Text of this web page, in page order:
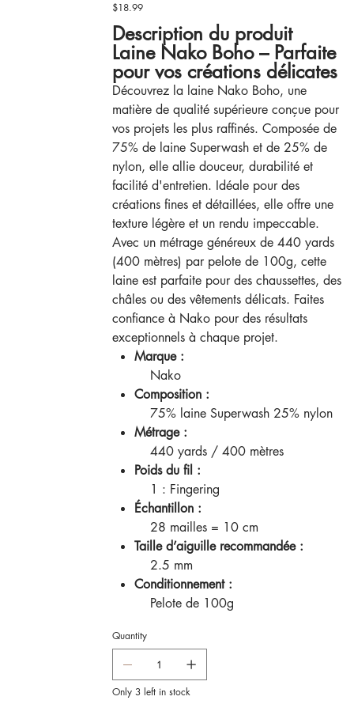
Price
$18.99
Description du produit
Laine Nako Boho – Parfaite
pour vos créations délicates
Découvrez la laine Nako Boho, une
matière de qualité supérieure conçue pour
vos projets les plus raffinés. Composée de
75% de laine Superwash et de 25% de
nylon, elle allie douceur, durabilité et
facilité d'entretien. Idéale pour des
créations fines et détaillées, elle offre une
texture légère et un rendu impeccable.
Avec un métrage généreux de 440 yards
(400 mètres) par pelote de 100g, cette
laine est parfaite pour des chaussettes, des
châles ou des vêtements délicats. Faites
confiance à Nako pour des résultats
exceptionnels à chaque projet.
Marque :
Nako
Composition :
75% laine Superwash 25% nylon
Métrage :
440 yards / 400 mètres
Poids du fil :
1 : Fingering
Échantillon :
28 mailles = 10 cm
Taille d’aiguille recommandée :
2.5 mm
Conditionnement :
Pelote de 100g
Quantity
Only 3 left in stock